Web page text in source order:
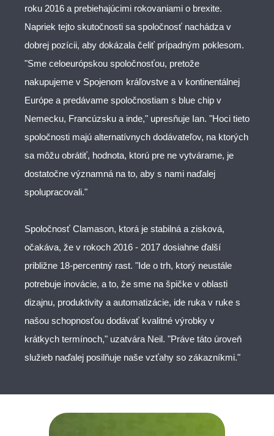
roku 2016 a prebiehajúcimi rokovaniami o brexite.
Napriek tejto skutočnosti sa spoločnosť nachádza v
dobrej pozícii, aby dokázala čeliť prípadným poklesom.
"Sme celoeurópskou spoločnosťou, pretože
nakupujeme v Spojenom kráľovstve a v kontinentálnej
Európe a predávame spoločnostiam s blue chip v
Nemecku, Francúzsku a inde," upresňuje Ian. "Hoci tieto
spoločnosti majú alternatívnych dodávateľov, na ktorých
sa môžu obrátiť, hodnota, ktorú pre ne vytvárame, je
dostatočne významná na to, aby s nami naďalej
spolupracovali."
Spoločnosť Clamason, ktorá je stabilná a zisková,
očakáva, že v rokoch 2016 - 2017 dosiahne ďalší
približne 18-percentný rast. "Ide o trh, ktorý neustále
potrebuje inovácie, a to, že sme na špičke v oblasti
dizajnu, produktivity a automatizácie, ide ruka v ruke s
našou schopnosťou dodávať kvalitné výrobky v
krátkych termínoch," uzatvára Neil. "Práve táto úroveň
služieb naďalej posilňuje naše vzťahy so zákazníkmi."